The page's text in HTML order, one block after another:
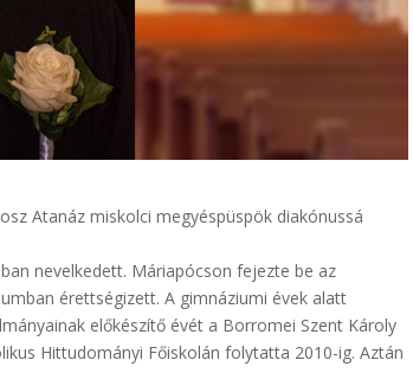
Atanáz miskolci megyéspüspök diakónussá
nevelkedett. Máriapócson fejezte be az
érettségizett. A gimnáziumi évek alatt
előkészítő évét a Borromei Szent Károly
Hittudományi Főiskolán folytatta 2010-ig. Aztán